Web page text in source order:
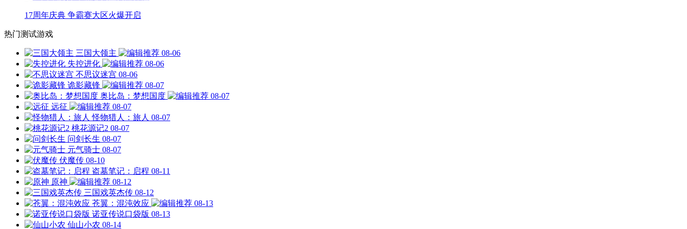
17周年庆典 争霸赛大区火爆开启
热门测试游戏
三国大领主
08-06
失控进化
08-06
不思议迷宫 08-06
诡影藏锋
08-07
奥比岛：梦想国度
08-07
远征
08-07
怪物猎人：旅人 08-07
桃花源记2 08-07
问剑长生 08-07
元气骑士 08-07
伏魔传 08-10
盗墓笔记：启程 08-11
原神
08-12
三国戏英杰传 08-12
苍翼：混沌效应
08-13
诺亚传说口袋版 08-13
仙山小农 08-14